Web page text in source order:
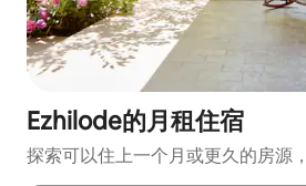
Ezhilode的月租住宿
探索可以住上一个月或更久的房源